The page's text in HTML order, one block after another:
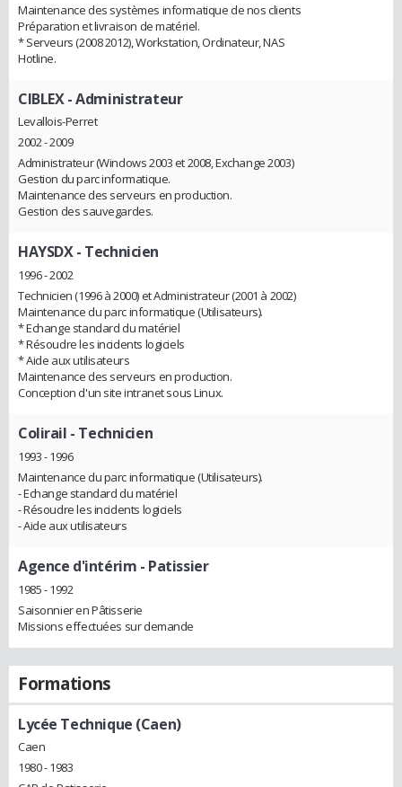
Maintenance des systèmes informatique de nos clients
Préparation et livraison de matériel.
* Serveurs (2008 2012), Workstation, Ordinateur, NAS
Hotline.
CIBLEX- Administrateur
Levallois-Perret
2002 - 2009
Administrateur (Windows 2003 et 2008, Exchange 2003)
Gestion du parc informatique.
Maintenance des serveurs en production.
Gestion des sauvegardes.
HAYSDX- Technicien
1996 - 2002
Technicien (1996 à 2000) et Administrateur (2001 à 2002)
Maintenance du parc informatique (Utilisateurs).
* Echange standard du matériel
* Résoudre les incidents logiciels
* Aide aux utilisateurs
Maintenance des serveurs en production.
Conception d'un site intranet sous Linux.
Colirail - Technicien
1993 - 1996
Maintenance du parc informatique (Utilisateurs).
- Echange standard du matériel
- Résoudre les incidents logiciels
- Aide aux utilisateurs
Agence d'intérim - Patissier
1985 - 1992
Saisonnier en Pâtisserie
Missions effectuées sur demande
Formations
Lycée Technique (Caen)
Caen
1980 - 1983